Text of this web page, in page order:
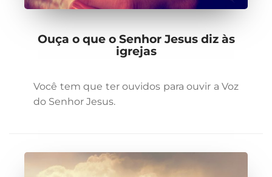
Ouça o que o Senhor Jesus diz às
igrejas
Você tem que ter ouvidos para ouvir a Voz
do Senhor Jesus.